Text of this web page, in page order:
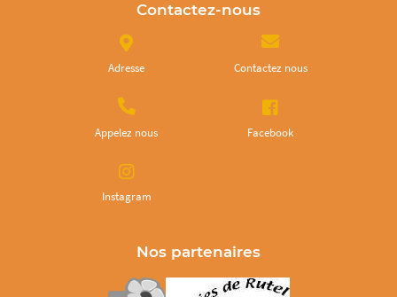
Contactez-nous
Adresse Contactez nous
Appelez nous Facebook
Instagram
Nos partenaires